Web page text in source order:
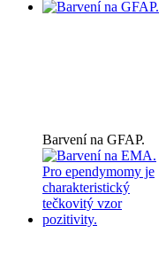
Barvení na GFAP.